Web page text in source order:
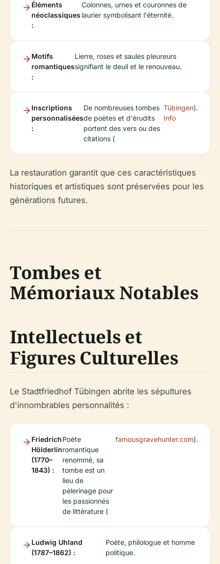
Éléments
néoclassiques
:
Colonnes, urnes et couronnes de
laurier symbolisant l'éternité.
Motifs
romantiques
:
Lierre, roses et saules pleureurs
signifiant le deuil et le renouveau.
Inscriptions
personnalisées
:
De nombreuses tombes
de poètes et d'érudits
portent des vers ou des
citations (
Tübingen
Info
).
La restauration garantit que ces caractéristiques
historiques et artistiques sont préservées pour les
générations futures.
Tombes et
Mémoriaux Notables
Intellectuels et
Figures Culturelles
Le Stadtfriedhof Tübingen abrite les sépultures
d'innombrables personnalités :
Friedrich
Hölderlin
(1770–
1843) :
Poète
romantique
renommé, sa
tombe est un
lieu de
pèlerinage pour
les passionnés
de littérature (
famousgravehunter.com).
Ludwig Uhland
(1787–1862) :
Poète, philologue et homme
politique.